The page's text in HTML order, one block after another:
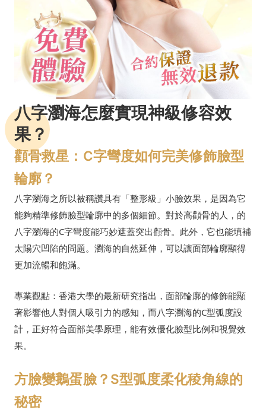
八字瀏海怎麼實現神級修容效
果？
顴骨救星：C字彎度如何完美修飾臉型
輪廓？
八字瀏海之所以被稱讚具有「整形級」小臉效果，是因為它
能夠精準修飾臉型輪廓中的多個細節。對於高顴骨的人，的
八字瀏海的C字彎度能巧妙遮蓋突出顴骨。此外，它也能填補
太陽穴凹陷的問題。瀏海的自然延伸，可以讓面部輪廓顯得
更加流暢和飽滿。
專業觀點：香港大學的最新研究指出，面部輪廓的修飾能顯
著影響他人對個人吸引力的感知，而八字瀏海的C型弧度設
計，正好符合面部美學原理，能有效優化臉型比例和視覺效
果。
方臉變鵝蛋臉？S型弧度柔化稜角線的
秘密